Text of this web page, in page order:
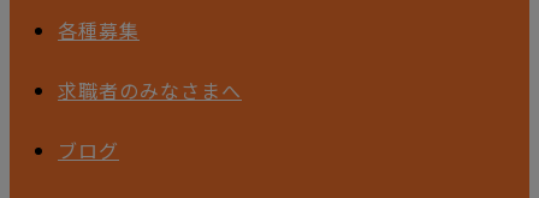
各種募集
求職者のみなさまへ
ブログ